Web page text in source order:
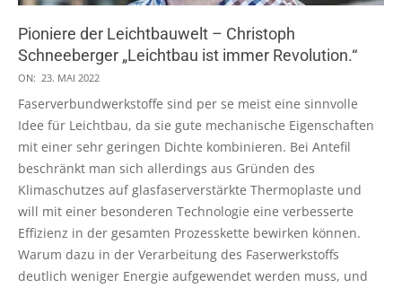
Pioniere der Leichtbauwelt – Christoph
Schneeberger „Leichtbau ist immer Revolution.“
2022-
05-
23
ON: 23. MAI 2022
Faserverbundwerkstoffe sind per se meist eine sinnvolle
Idee für Leichtbau, da sie gute mechanische Eigenschaften
mit einer sehr geringen Dichte kombinieren. Bei Antefil
beschränkt man sich allerdings aus Gründen des
Klimaschutzes auf glasfaserverstärkte Thermoplaste und
will mit einer besonderen Technologie eine verbesserte
Effizienz in der gesamten Prozesskette bewirken können.
Warum dazu in der Verarbeitung des Faserwerkstoffs
deutlich weniger Energie aufgewendet werden muss, und